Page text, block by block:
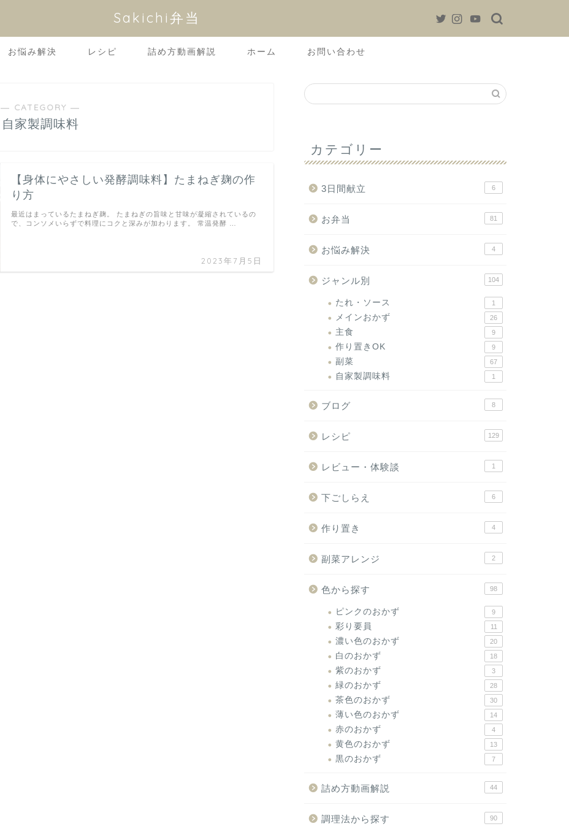
Sakichi弁当
お悩み解決 レシピ 詰め方動画解説 ホーム お問い合わせ
― CATEGORY ―
自家製調味料
【身体にやさしい発酵調味料】たまねぎ麹の作
り方
2023年7月5日
最近はまっているたまねぎ麹。 たまねぎの旨味と甘味が凝縮されているの
で、コンソメいらずで料理にコクと深みが加わります。 常温発酵 …
カテゴリー
3日間献立 6
お弁当 81
お悩み解決 4
ジャンル別 104
たれ・ソース 1
メインおかず 26
主食 9
作り置きOK 9
副菜 67
自家製調味料 1
ブログ 8
レシピ 129
レビュー・体験談 1
下ごしらえ 6
作り置き 4
副菜アレンジ 2
色から探す 98
ピンクのおかず 9
彩り要員 11
濃い色のおかず 20
白のおかず 18
紫のおかず 3
緑のおかず 28
茶色のおかず 30
薄い色のおかず 14
赤のおかず 4
黄色のおかず 13
黒のおかず 7
詰め方動画解説 44
調理法から探す 90